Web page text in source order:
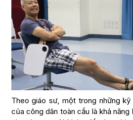
Theo giáo sư, một trong những
của công dân toàn cầu là khả